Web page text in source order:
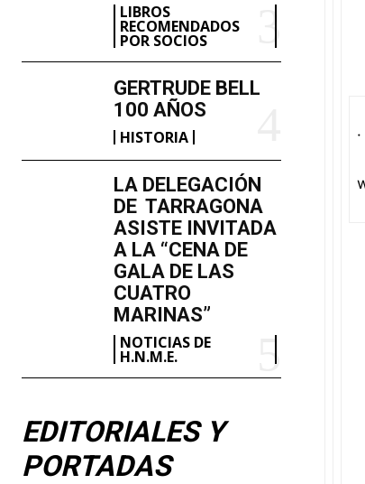
LIBROS
RECOMENDADOS
POR SOCIOS
GERTRUDE BELL
100 AÑOS
HISTORIA
LA DELEGACIÓN
DE TARRAGONA
ASISTE INVITADA
A LA “CENA DE
GALA DE LAS
CUATRO
MARINAS”
NOTICIAS DE
H.N.M.E.
EDITORIALES Y
PORTADAS
·